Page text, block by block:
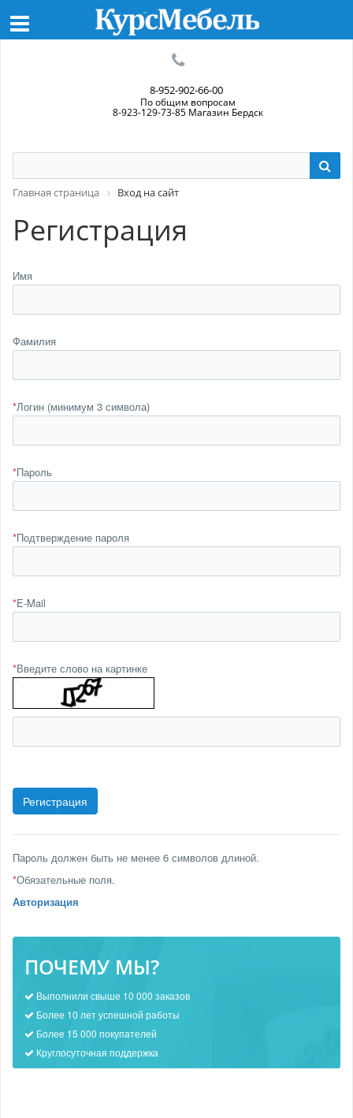
8-952-902-66-00
По общим вопросам
8-923-129-73-85 Магазин Бердск
Главная страница Вход на сайт
Регистрация
Имя
Фамилия
*Логин (минимум 3 символа)
*Пароль
*Подтверждение пароля
*E-Mail
*Введите слово на картинке
Пароль должен быть не менее 6 символов длиной.
*Обязательные поля.
Авторизация
ПОЧЕМУ МЫ?
Выполнили свыше 10 000 заказов
Более 10 лет успешной работы
Более 15 000 покупателей
Круглосуточная поддержка